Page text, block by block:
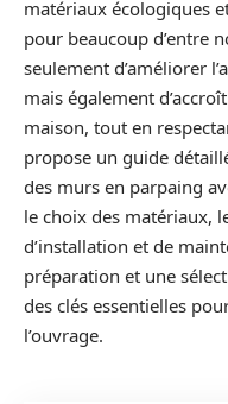
matériaux écologiques
pour beaucoup d’entre
seulement d’améliorer
mais également
maison, tout en
propose un guide
des murs en parpaing
le choix des matériaux,
d’installation et de
préparation et une
des clés essentielles
l’ouvrage.